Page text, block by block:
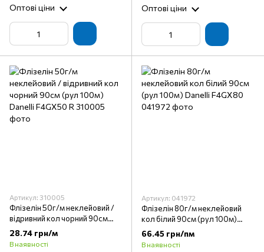
Оптові ціни Оптові ціни
Артикул: 310005
Флізелін 50г/м неклейовий /
відривний кол чорний 90см
(рул 100м) Danelli F4GX50 R
28.74 грн/м
В наявності
Артикул: 041972
Флізелін 80г/м неклейовий
кол білий 90см (рул 100м)
Danelli F4GX80
66.45 грн/пм
В наявності